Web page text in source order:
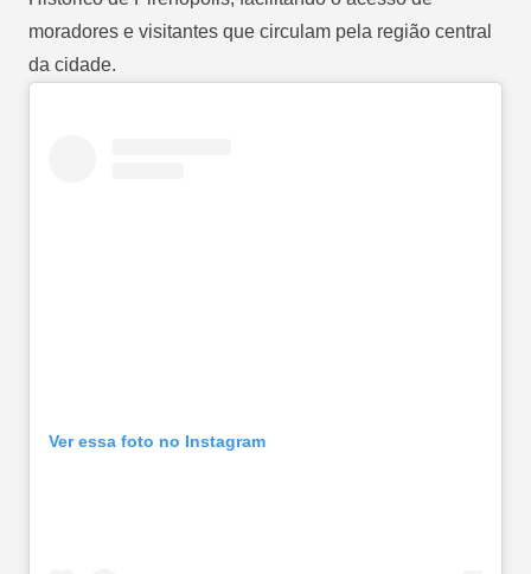
moradores e visitantes que circulam pela região central
da cidade.
Ver essa foto no Instagram